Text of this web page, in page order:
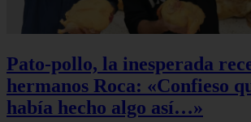
Pato-pollo, la inesperada
hermanos Roca: «Confieso
había hecho algo así…»